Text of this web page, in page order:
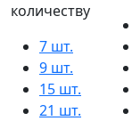
количеству
7 шт.
9 шт.
15 шт.
21 шт.